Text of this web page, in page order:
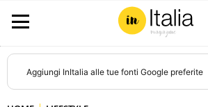
CONTRIBUISCE
ALL’AUDIENCE
DI
Aggiungi InItalia alle tue fonti Google preferite